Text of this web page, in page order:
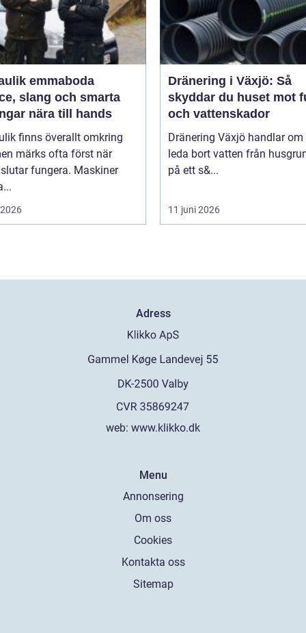
emmaboda
slang och smarta
nära till hands
finns överallt omkring
märks ofta först när
fungera. Maskiner
Dränering i Växjö: Så
skyddar du huset mot
och vattenskador
Dränering Växjö handlar
leda bort vatten från
på ett s&...
11 juni 2026
Adress
web: www.klikko.dk
Menu
Annonsering
Om oss
Cookies
Kontakta oss
Sitemap